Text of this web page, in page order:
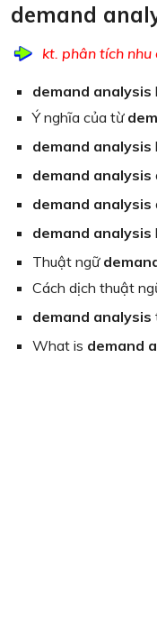
demand
kt. phân tích nhu
demand analysis
Ý nghĩa của từ
demand analysis
demand analysis
demand analysis
demand analysis
Thuật ngữ
Cách dịch thuật
demand analysis
What is demand